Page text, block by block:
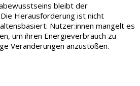
bleibt der
Herausforderung ist nicht
Nutzer:innen mangelt es
um ihren Energieverbrauch zu
Veränderungen anzustoßen.